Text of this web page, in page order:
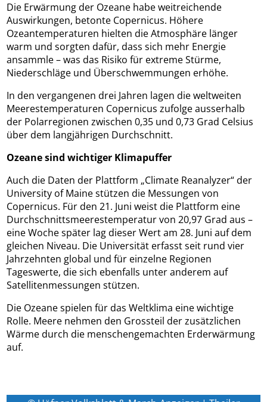
Die Erwärmung der Ozeane habe weitreichende
Auswirkungen, betonte Copernicus. Höhere
Ozeantemperaturen hielten die Atmosphäre länger
warm und sorgten dafür, dass sich mehr Energie
ansammle – was das Risiko für extreme Stürme,
Niederschläge und Überschwemmungen erhöhe.
In den vergangenen drei Jahren lagen die weltweiten
Meerestemperaturen Copernicus zufolge ausserhalb
der Polarregionen zwischen 0,35 und 0,73 Grad Celsius
über dem langjährigen Durchschnitt.
Ozeane sind wichtiger Klimapuffer
Auch die Daten der Plattform „Climate Reanalyzer“ der
University of Maine stützen die Messungen von
Copernicus. Für den 21. Juni weist die Plattform eine
Durchschnittsmeerestemperatur von 20,97 Grad aus –
eine Woche später lag dieser Wert am 28. Juni auf dem
gleichen Niveau. Die Universität erfasst seit rund vier
Jahrzehnten global und für einzelne Regionen
Tageswerte, die sich ebenfalls unter anderem auf
Satellitenmessungen stützen.
Die Ozeane spielen für das Weltklima eine wichtige
Rolle. Meere nehmen den Grossteil der zusätzlichen
Wärme durch die menschengemachten Erderwärmung
auf.